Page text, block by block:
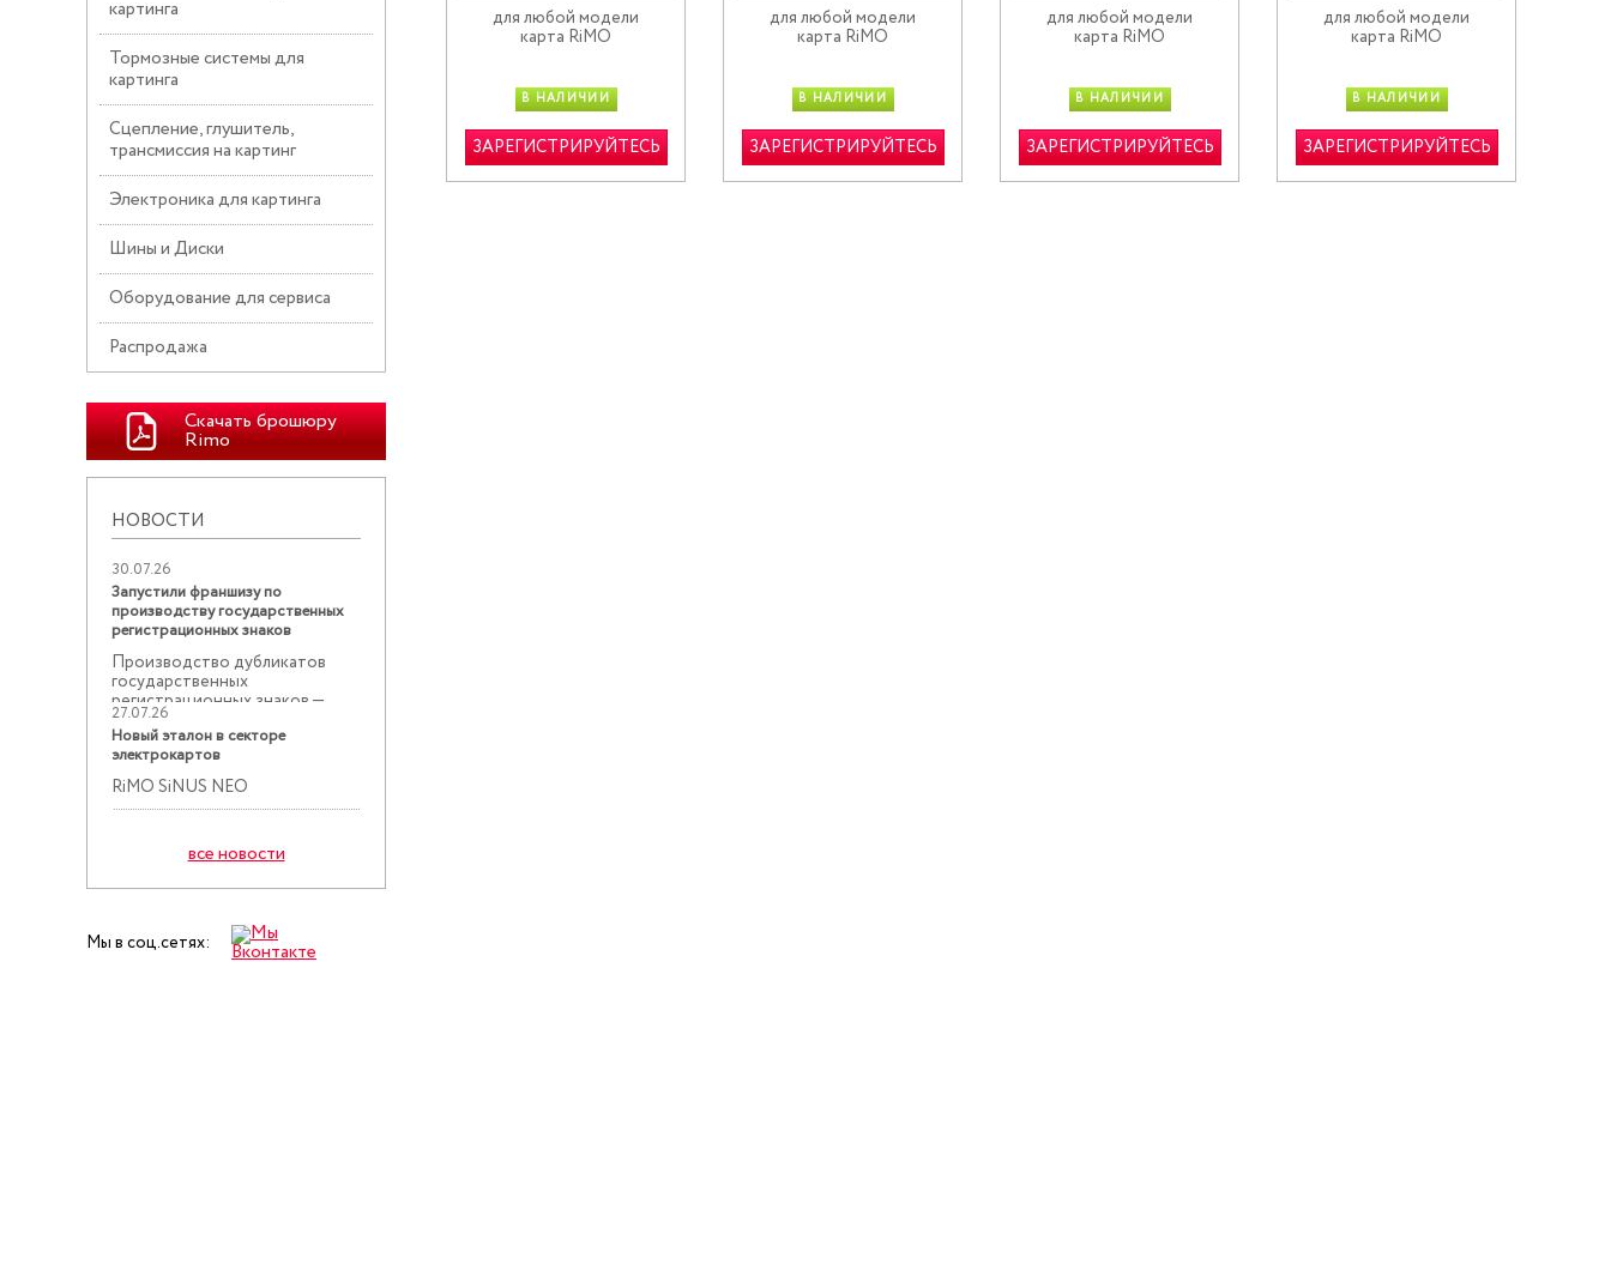
картинга
Тормозные системы для
картинга
Сцепление, глушитель,
трансмиссия на картинг
Электроника для картинга
Шины и Диски
Оборудование для сервиса
Распродажа
Скачать брошюру
Rimo
НОВОСТИ
30.07.26
Запустили франшизу по
производству государственных
регистрационных знаков
Производство дубликатов
государственных
регистрационных знаков —
востребованное ...
27.07.26
Новый эталон в секторе
электрокартов
RiMO SiNUS NEO
все новости
Мы в соц.сетях:
для любой модели
карта RiMO
В НАЛИЧИИ
ЗАРЕГИСТРИРУЙТЕСЬ
для любой модели
карта RiMO
В НАЛИЧИИ
ЗАРЕГИСТРИРУЙТЕСЬ
для любой модели
карта RiMO
В НАЛИЧИИ
ЗАРЕГИСТРИРУЙТЕСЬ
для любой модели
карта RiMO
В НАЛИЧИИ
ЗАРЕГИСТРИРУЙТЕСЬ